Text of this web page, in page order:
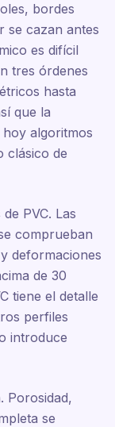
bordes
se cazan antes
es difícil
tres órdenes
hasta
que la
algoritmos
clásico de
PVC. Las
comprueban
deformaciones
de 30
tiene el detalle
perfiles
introduce
Porosidad,
se